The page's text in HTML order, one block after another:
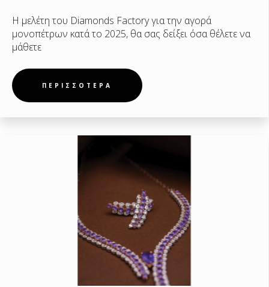
Η μελέτη του Diamonds Factory για την αγορά
μονοπέτρων κατά το 2025, θα σας δείξει όσα θέλετε να
μάθετε
ΠΕΡΙΣΣΟΤΕΡΑ